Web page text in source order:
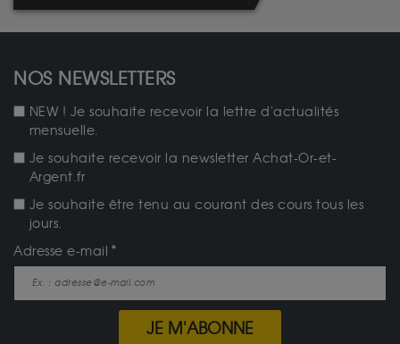
NOS NEWSLETTERS
NEW ! Je souhaite recevoir la lettre d'actualités
mensuelle.
Je souhaite recevoir la newsletter Achat-Or-et-
Argent.fr
Je souhaite être tenu au courant des cours tous les
jours.
Adresse e-mail
JE M'ABONNE